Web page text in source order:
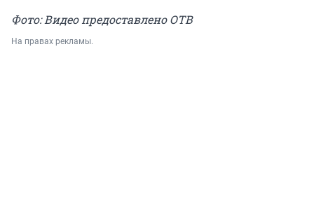
Фото: Видео предоставлено ОТВ
На правах рекламы.